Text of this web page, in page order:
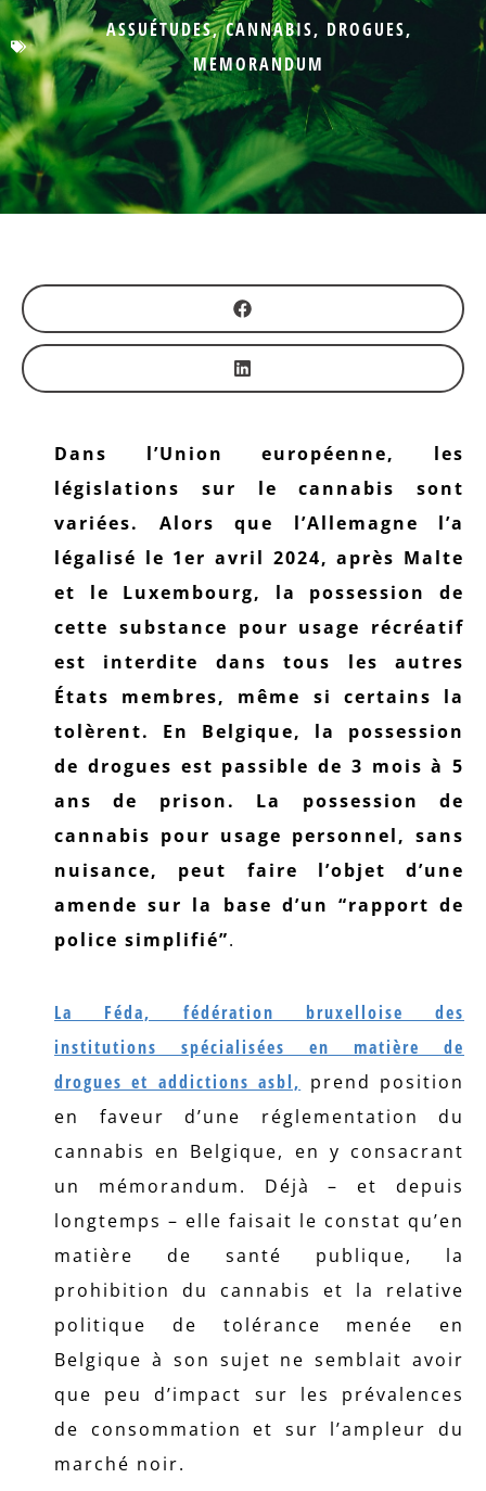
ASSUÉTUDES,CANNABIS, DROGUES,
MEMORANDUM
Dans l’Union européenne, les
législations sur le cannabis sont
variées. Alors que l’Allemagne l’a
légalisé le 1er avril 2024, après Malte
et le Luxembourg, la possession de
cette substance pour usage récréatif
est interdite dans tous les autres
États membres, même si certains la
tolèrent. En Belgique, la possession
de drogues est passible de 3 mois à 5
ans de prison. La possession de
cannabis pour usage personnel, sans
nuisance, peut faire l’objet d’une
amende sur la base d’un “rapport de
police simplifié”.
La Féda, fédération bruxelloise des
institutions spécialisées en matière de
drogues et addictions asbl, prend position
en faveur d’une réglementation du
cannabis en Belgique, en y consacrant
un mémorandum. Déjà – et depuis
longtemps – elle faisait le constat qu’en
matière de santé publique, la
prohibition du cannabis et la relative
politique de tolérance menée en
Belgique à son sujet ne semblait avoir
que peu d’impact sur les prévalences
de consommation et sur l’ampleur du
marché noir.